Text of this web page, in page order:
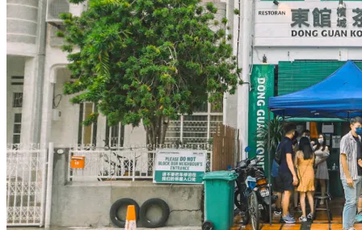
超
人
氣
｜
德
記
茶
餐
室
Ipoh
Tuck
Kee
Restaurant